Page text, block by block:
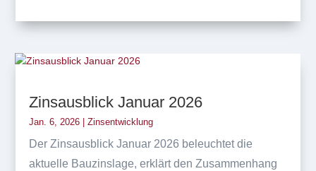
Zinsausblick Januar 2026
Jan. 6, 2026 |Zinsentwicklung
Der Zinsausblick Januar 2026 beleuchtet die
aktuelle Bauzinslage, erklärt den Zusammenhang